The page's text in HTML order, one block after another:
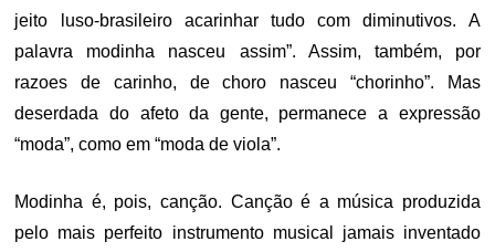
jeito luso-brasileiro acarinhar tudo com diminutivos. A
palavra modinha nasceu assim”. Assim, também, por
razoes de carinho, de choro nasceu “chorinho”. Mas
deserdada do afeto da gente, permanece a expressão
“moda”, como em “moda de viola”.
Modinha é, pois, canção. Canção é a música produzida
pelo mais perfeito instrumento musical jamais inventado